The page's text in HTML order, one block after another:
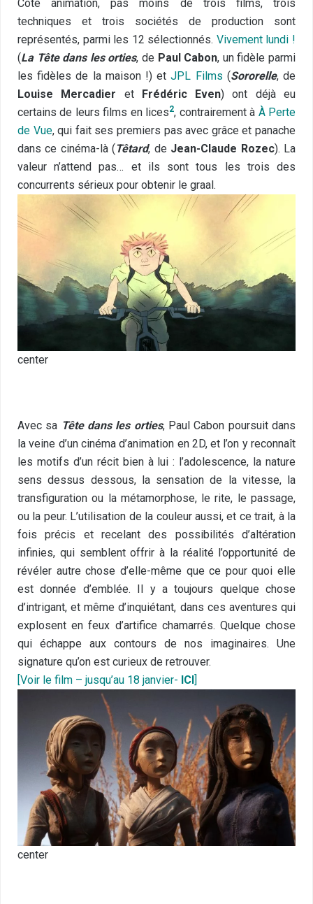
Côté animation, pas moins de trois films, trois
techniques et trois sociétés de production sont
représentés, parmi les 12 sélectionnés. Vivement lundi !
(La Tête dans les orties, de Paul Cabon, un fidèle parmi
les fidèles de la maison !) etJPL Films (Sororelle, de
Louise Mercadier et Frédéric Even) ont déjà eu
certains de leurs films en lices2, contrairement à À Perte
de Vue, qui fait ses premiers pas avec grâce et panache
dans ce cinéma-là (Têtard, de Jean-Claude Rozec). La
valeur n’attend pas… et ils sont tous les trois des
concurrents sérieux pour obtenir le graal.
center
Avec sa Tête dans les orties, Paul Cabon poursuit dans
la veine d’un cinéma d’animation en 2D, et l’on y reconnaît
les motifs d’un récit bien à lui : l’adolescence, la nature
sens dessus dessous, la sensation de la vitesse, la
transfiguration ou la métamorphose, le rite, le passage,
ou la peur. L’utilisation de la couleur aussi, et ce trait, à la
fois précis et recelant des possibilités d’altération
infinies, qui semblent offrir à la réalité l’opportunité de
révéler autre chose d’elle-même que ce pour quoi elle
est donnée d’emblée. Il y a toujours quelque chose
d’intrigant, et même d’inquiétant, dans ces aventures qui
explosent en feux d’artifice chamarrés. Quelque chose
qui échappe aux contours de nos imaginaires. Une
signature qu’on est curieux de retrouver.
[Voir le film – jusqu’au 18 janvier- ICI]
center